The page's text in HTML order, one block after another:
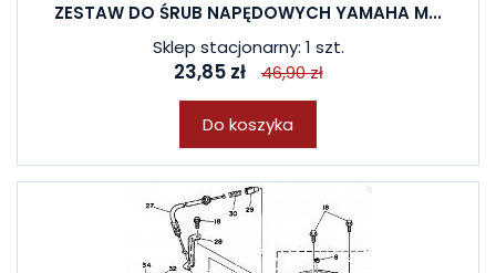
ZESTAW DO ŚRUB NAPĘDOWYCH YAMAHA M...
Sklep stacjonarny: 1 szt.
23,85 zł 46,90 zł
Do koszyka